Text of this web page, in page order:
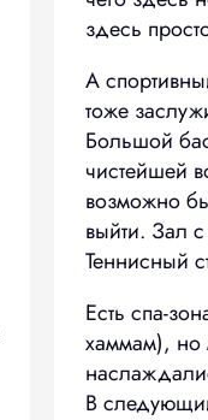
здесь
А
тоже
Большой
чистейшей
возможно
выйти. Зал
Теннисный
Есть спа-
хаммам),
В